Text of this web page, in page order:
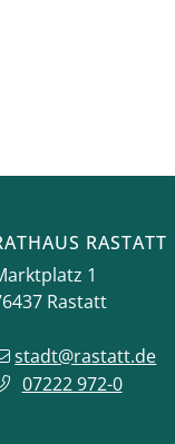
RASTATT
1
Rastatt
stadt@rastatt.de
07222 972-0